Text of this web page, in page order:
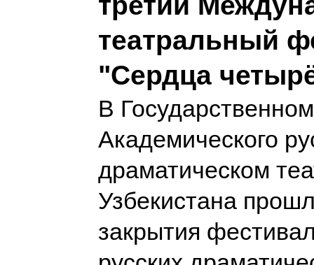
театральный
"Сердца
В Государственном
Академического
драматическом
Узбекистана
закрытия